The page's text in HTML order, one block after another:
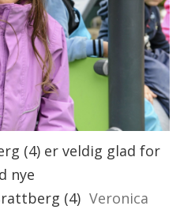
(4) er veldig glad for
nye
(4) Veronica